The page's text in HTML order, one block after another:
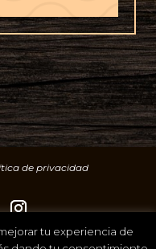
de privacidad
de Montestu experiencia de